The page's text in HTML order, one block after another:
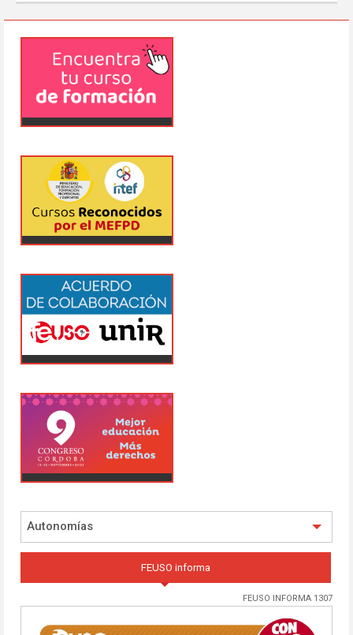
Autonomías
FEUSO informa
FEUSO INFORMA 1307